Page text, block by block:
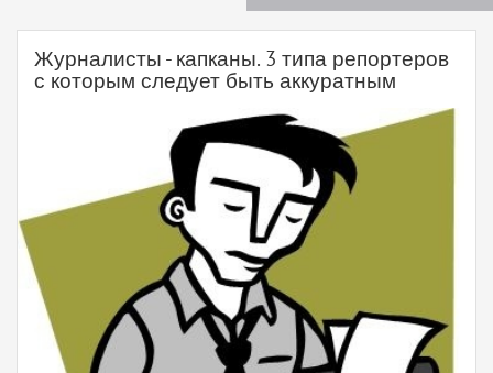
Журналисты - капканы. 3 типа репортеров
с которым следует быть аккуратным